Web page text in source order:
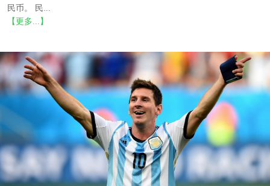
民币。 民...
【更多...】